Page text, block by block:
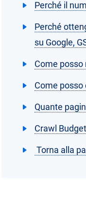
Perché il
Perché
su Google,
Come posso
Come posso
Quante
Crawl
Torna alla